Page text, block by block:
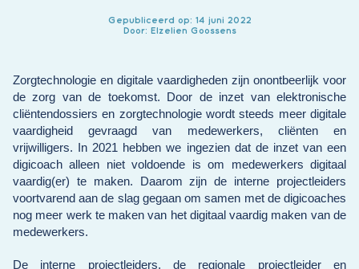
Gepubliceerd op: 14 juni 2022
Door: Elzelien Goossens
Zorgtechnologie en digitale vaardigheden zijn onontbeerlijk voor
de zorg van de toekomst. Door de inzet van elektronische
cliëntendossiers en zorgtechnologie wordt steeds meer digitale
vaardigheid gevraagd van medewerkers, cliënten en
vrijwilligers. In 2021 hebben we ingezien dat de inzet van een
digicoach alleen niet voldoende is om medewerkers digitaal
vaardig(er) te maken. Daarom zijn de interne projectleiders
voortvarend aan de slag gegaan om samen met de digicoaches
nog meer werk te maken van het digitaal vaardig maken van de
medewerkers.
De interne projectleiders, de regionale projectleider en